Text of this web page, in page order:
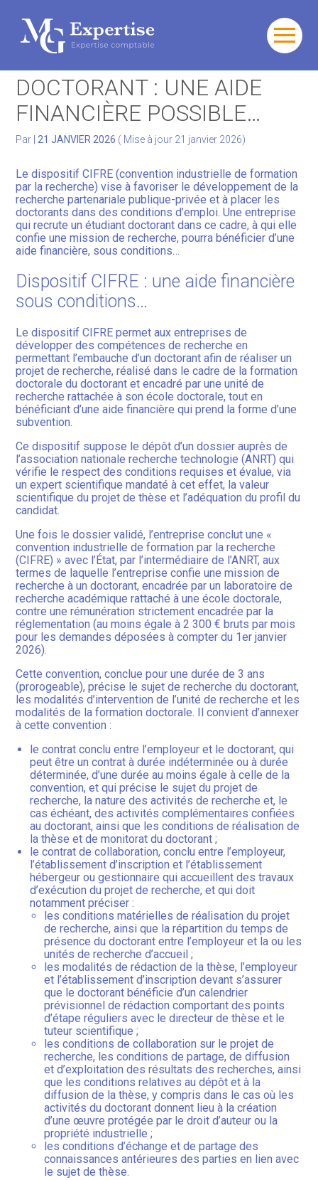
Aller
Gérer votre quotidien
Gérer votre patrimoine
Facturation Électronique
EMBAUCHER UN
DOCTORANT : UNE AIDE
FINANCIÈRE POSSIBLE…
Par 21 JANVIER 2026 ( Mise à jour 21 janvier 2026)
Le dispositif CIFRE (convention industrielle de formation
par la recherche) vise à favoriser le développement de la
recherche partenariale publique-privée et à placer les
doctorants dans des conditions d’emploi. Une entreprise
qui recrute un étudiant doctorant dans ce cadre, à qui elle
confie une mission de recherche, pourra bénéficier d’une
aide financière, sous conditions…
Dispositif CIFRE : une aide financière
sous conditions…
Le dispositif CIFRE permet aux entreprises de
développer des compétences de recherche en
permettant l’embauche d’un doctorant afin de réaliser un
projet de recherche, réalisé dans le cadre de la formation
doctorale du doctorant et encadré par une unité de
recherche rattachée à son école doctorale, tout en
bénéficiant d’une aide financière qui prend la forme d’une
subvention.
Ce dispositif suppose le dépôt d’un dossier auprès de
l’association nationale recherche technologie (ANRT) qui
vérifie le respect des conditions requises et évalue, via
un expert scientifique mandaté à cet effet, la valeur
scientifique du projet de thèse et l’adéquation du profil du
candidat.
Une fois le dossier validé, l’entreprise conclut une «
convention industrielle de formation par la recherche
(CIFRE) » avec l’État, par l’intermédiaire de l’ANRT, aux
termes de laquelle l’entreprise confie une mission de
recherche à un doctorant, encadrée par un laboratoire de
recherche académique rattaché à une école doctorale,
contre une rémunération strictement encadrée par la
réglementation (au moins égale à 2 300 € bruts par mois
pour les demandes déposées à compter du 1er janvier
2026).
Cette convention, conclue pour une durée de 3 ans
(prorogeable), précise le sujet de recherche du doctorant,
les modalités d’intervention de l’unité de recherche et les
modalités de la formation doctorale. Il convient d’annexer
à cette convention :
le contrat conclu entre l’employeur et le doctorant, qui
peut être un contrat à durée indéterminée ou à durée
déterminée, d’une durée au moins égale à celle de la
convention, et qui précise le sujet du projet de
recherche, la nature des activités de recherche et, le
cas échéant, des activités complémentaires confiées
au doctorant, ainsi que les conditions de réalisation de
la thèse et de monitorat du doctorant ;
le contrat de collaboration, conclu entre l’employeur,
l’établissement d’inscription et l’établissement
hébergeur ou gestionnaire qui accueillent des travaux
d’exécution du projet de recherche, et qui doit
notamment préciser :
les conditions matérielles de réalisation du projet
de recherche, ainsi que la répartition du temps de
présence du doctorant entre l’employeur et la ou les
unités de recherche d’accueil ;
les modalités de rédaction de la thèse, l’employeur
et l’établissement d’inscription devant s’assurer
que le doctorant bénéficie d’un calendrier
prévisionnel de rédaction comportant des points
d’étape réguliers avec le directeur de thèse et le
tuteur scientifique ;
les conditions de collaboration sur le projet de
recherche, les conditions de partage, de diffusion
et d’exploitation des résultats des recherches, ainsi
que les conditions relatives au dépôt et à la
diffusion de la thèse, y compris dans le cas où les
activités du doctorant donnent lieu à la création
d’une œuvre protégée par le droit d’auteur ou la
propriété industrielle ;
les conditions d’échange et de partage des
connaissances antérieures des parties en lien avec
le sujet de thèse.